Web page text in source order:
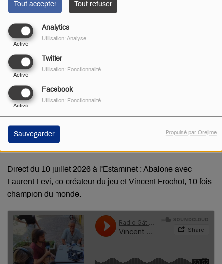
Tout accepter Tout refuser
Analytics
Activé
Utilisation: Analyse
Twitter
Activé
Utilisation: Fonctionnalité
Facebook
Activé
Utilisation: Fonctionnalité
Sauvegarder Propulsé par Orejime
Direct du 10 juillet 2026 à l'Estaminet : Abalone avec
Laurent Levi, co-créateur du jeu et Vincent Frochot, 10 fois
champion du monde.